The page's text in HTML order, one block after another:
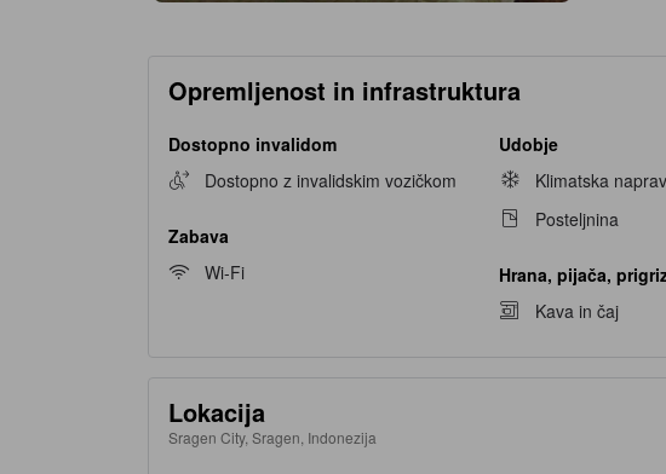
Opremljenost in infrastruktura
Dostopno invalidom
Dostopno z invalidskim vozičkom
Zabava
Wi-Fi
Udobje
Klimatska
Posteljnina
Hrana, pijača,
Kava in čaj
Lokacija
Sragen City, Sragen, Indonezija